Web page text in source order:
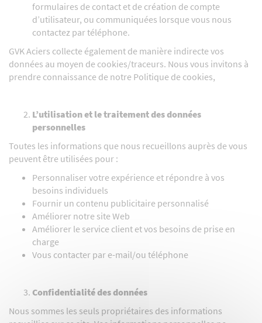
formulaires de contact et de création de compte
d’utilisateur, ou communiquées lorsque vous nous
contactez par téléphone.
GVK Aciers collecte également de manière indirecte vos
données au moyen de cookies/traceurs. Nous vous invitons à
prendre connaissance de notre Politique de cookies,
L’utilisation et le traitement des données
personnelles
Toutes les informations que nous recueillons auprès de vous
peuvent être utilisées pour :
Personnaliser votre expérience et répondre à vos
besoins individuels
Fournir un contenu publicitaire personnalisé
Améliorer notre site Web
Améliorer le service client et vos besoins de prise en
charge
Vous contacter par e-mail/ou téléphone
Confidentialité des données
Nous sommes les seuls propriétaires des informations